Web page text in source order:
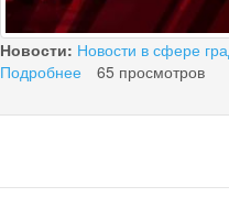
Новости: Новости в сфере
Подробнее
ДЛЯ
65 просмотров